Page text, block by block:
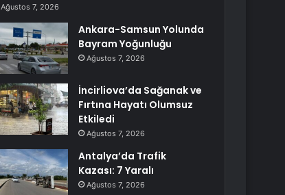
Ağustos 7, 2026
Ankara-Samsun Yolunda
Bayram Yoğunluğu
Ağustos 7, 2026
İncirliova’da Sağanak ve
Fırtına Hayatı Olumsuz
Etkiledi
Ağustos 7, 2026
Antalya’da Trafik
Kazası: 7 Yaralı
Ağustos 7, 2026